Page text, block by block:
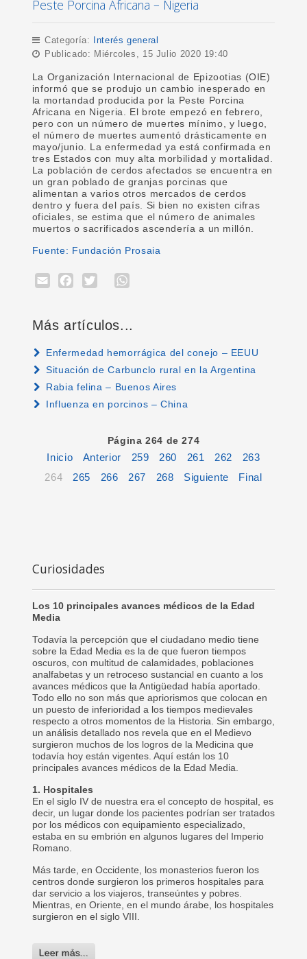
Peste Porcina Africana – Nigeria
Categoría:
Interés general
Publicado: Miércoles, 15 Julio 2020 19:40
La Organización Internacional de Epizootias (OIE)
informó que se produjo un cambio inesperado en
la mortandad producida por la Peste Porcina
Africana en Nigeria. El brote empezó en febrero,
pero con un número de muertes mínimo, y luego,
el número de muertes aumentó drásticamente en
mayo/junio. La enfermedad ya está confirmada en
tres Estados con muy alta morbilidad y mortalidad.
La población de cerdos afectados se encuentra en
un gran poblado de granjas porcinas que
alimentan a varios otros mercados de cerdos
dentro y fuera del país. Si bien no existen cifras
oficiales, se estima que el número de animales
muertos o sacrificados ascendería a un millón.
Fuente: Fundación Prosaia
EmailFacebook
Twitter
Más artículos...
Enfermedad hemorrágica del conejo – EEUU
Situación de Carbunclo rural en la Argentina
Rabia felina – Buenos Aires
Influenza en porcinos – China
Página 264 de 274
Inicio Anterior 259 260 261 262
263
264
265 266 267 268 Siguiente Final
Curiosidades
Los 10 principales avances médicos de la Edad
Media
Todavía la percepción que el ciudadano medio tiene
sobre la Edad Media es la de que fueron tiempos
oscuros, con multitud de calamidades, poblaciones
analfabetas y un retroceso sustancial en cuanto a los
avances médicos que la Antigüedad había aportado.
Todo ello no son más que apriorismos que colocan en
un puesto de inferioridad a los tiempos medievales
respecto a otros momentos de la Historia. Sin embargo,
un análisis detallado nos revela que en el Medievo
surgieron muchos de los logros de la Medicina que
todavía hoy están vigentes. Aquí están los 10
principales avances médicos de la Edad Media.
1. Hospitales
En el siglo IV de nuestra era el concepto de hospital, es
decir, un lugar donde los pacientes podrían ser tratados
por los médicos con equipamiento especializado,
estaba en su embrión en algunos lugares del Imperio
Romano.
Más tarde, en Occidente, los monasterios fueron los
centros donde surgieron los primeros hospitales para
dar servicio a los viajeros, transeúntes y pobres.
Mientras, en Oriente, en el mundo árabe, los hospitales
surgieron en el siglo VIII.
Leer más...